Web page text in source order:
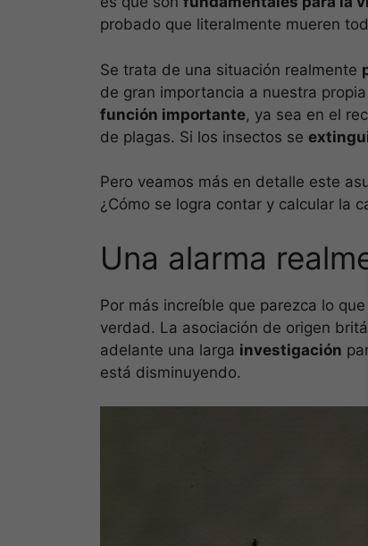
probado que literalmente mueren
Se trata de una situación realmente
de gran importancia a nuestra
función importante, ya sea en el
de plagas. Si los insectos se
Pero veamos más en detalle este
¿Cómo se logra contar y calcular la
Una alarma
Por más increíble que parezca lo
verdad. La asociación de origen
adelante una larga investigación
está disminuyendo.